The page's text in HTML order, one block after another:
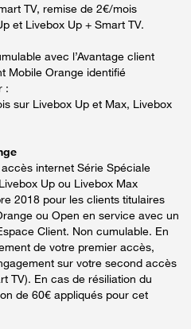
TV, remise de 2€/mois
et Livebox Up + Smart TV.
avec l’Avantage client
Mobile Orange identifié
:
sur Livebox Up et Max, Livebox
internet Série Spéciale
Up ou Livebox Max
2018 pour les clients titulaires
ou Open en service avec un
Client. Non cumulable. En
de votre premier accès,
sur votre second accès
TV). En cas de résiliation du
de 60€ appliqués pour cet